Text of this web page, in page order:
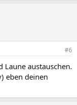
#6
Laune austauschen.
eben deinen